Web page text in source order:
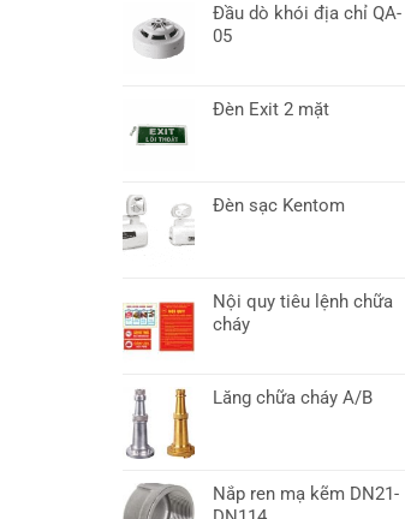
Đầu dò khói địa chỉ QA-
05
Đèn Exit 2 mặt
Đèn sạc Kentom
Nội quy tiêu lệnh chữa
cháy
Lăng chữa cháy A/B
Nắp ren mạ kẽm DN21-